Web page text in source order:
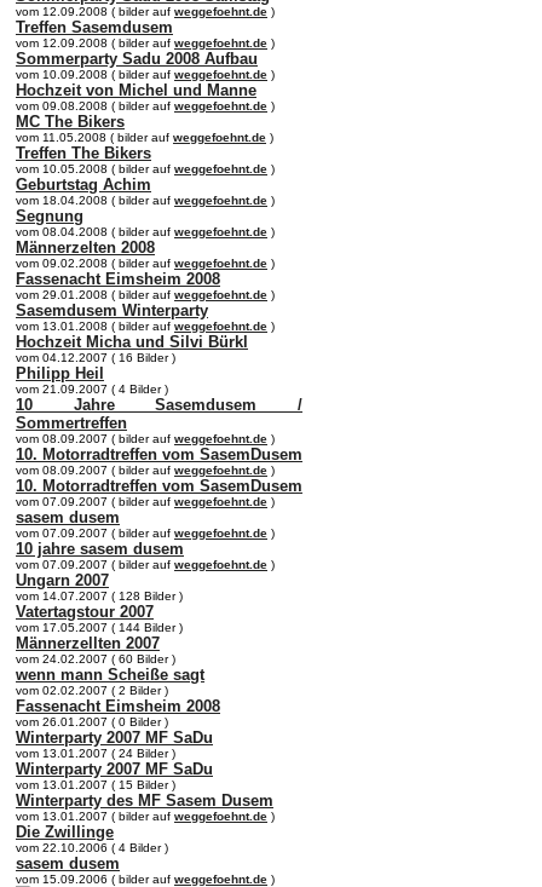
vom 12.09.2008 ( bilder auf weggefoehnt.de )
Treffen Sasemdusem
vom 12.09.2008 ( bilder auf weggefoehnt.de )
Sommerparty Sadu 2008 Aufbau
vom 10.09.2008 ( bilder auf weggefoehnt.de )
Hochzeit von Michel und Manne
vom 09.08.2008 ( bilder auf weggefoehnt.de )
MC The Bikers
vom 11.05.2008 ( bilder auf weggefoehnt.de )
Treffen The Bikers
vom 10.05.2008 ( bilder auf weggefoehnt.de )
Geburtstag Achim
vom 18.04.2008 ( bilder auf weggefoehnt.de )
Segnung
vom 08.04.2008 ( bilder auf weggefoehnt.de )
Männerzelten 2008
vom 09.02.2008 ( bilder auf weggefoehnt.de )
Fassenacht Eimsheim 2008
vom 29.01.2008 ( bilder auf weggefoehnt.de )
Sasemdusem Winterparty
vom 13.01.2008 ( bilder auf weggefoehnt.de )
Hochzeit Micha und Silvi Bürkl
vom 04.12.2007 ( 16 Bilder )
Philipp Heil
vom 21.09.2007 ( 4 Bilder )
10 Jahre Sasemdusem /
Sommertreffen
vom 08.09.2007 ( bilder auf weggefoehnt.de )
10. Motorradtreffen vom SasemDusem
vom 08.09.2007 ( bilder auf weggefoehnt.de )
10. Motorradtreffen vom SasemDusem
vom 07.09.2007 ( bilder auf weggefoehnt.de )
sasem dusem
vom 07.09.2007 ( bilder auf weggefoehnt.de )
10 jahre sasem dusem
vom 07.09.2007 ( bilder auf weggefoehnt.de )
Ungarn 2007
vom 14.07.2007 ( 128 Bilder )
Vatertagstour 2007
vom 17.05.2007 ( 144 Bilder )
Männerzellten 2007
vom 24.02.2007 ( 60 Bilder )
wenn mann Scheiße sagt
vom 02.02.2007 ( 2 Bilder )
Fassenacht Eimsheim 2008
vom 26.01.2007 ( 0 Bilder )
Winterparty 2007 MF SaDu
vom 13.01.2007 ( 24 Bilder )
Winterparty 2007 MF SaDu
vom 13.01.2007 ( 15 Bilder )
Winterparty des MF Sasem Dusem
vom 13.01.2007 ( bilder auf weggefoehnt.de )
Die Zwillinge
vom 22.10.2006 ( 4 Bilder )
sasem dusem
vom 15.09.2006 ( bilder auf weggefoehnt.de )